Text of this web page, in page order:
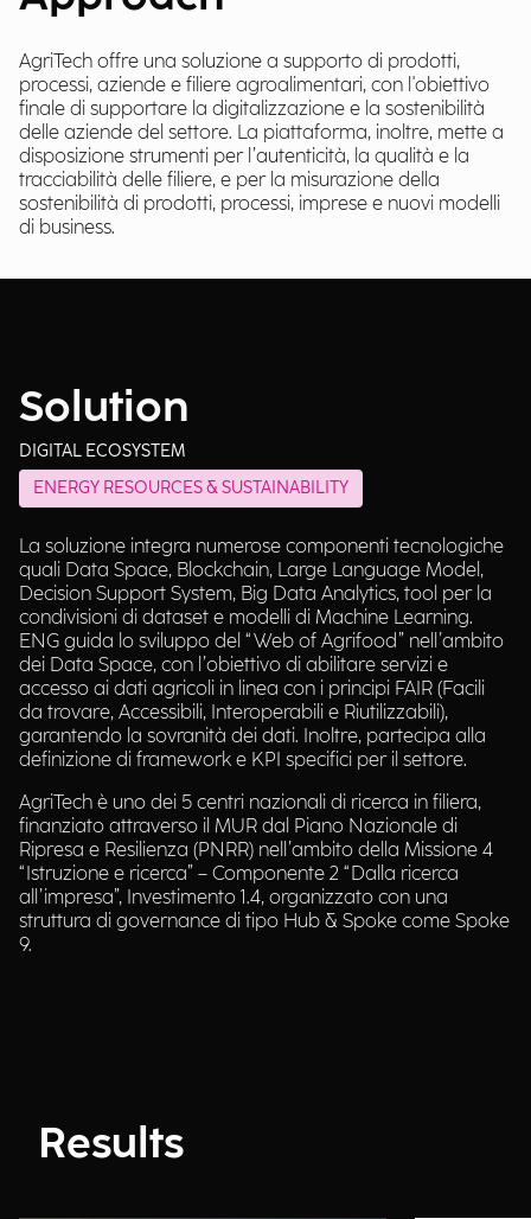
AgriTech offre una soluzione a supporto di prodotti,
processi, aziende e filiere agroalimentari, con l'obiettivo
finale di supportare la digitalizzazione e la sostenibilità
delle aziende del settore. La piattaforma, inoltre, mette a
disposizione strumenti per l’autenticità, la qualità e la
tracciabilità delle filiere, e per la misurazione della
sostenibilità di prodotti, processi, imprese e nuovi modelli
di business.
Solution
DIGITAL ECOSYSTEM
ENERGY RESOURCES & SUSTAINABILITY
La soluzione integra numerose componenti tecnologiche
quali Data Space, Blockchain, Large Language Model,
Decision Support System, Big Data Analytics, tool per la
condivisioni di dataset e modelli di Machine Learning.
ENG guida lo sviluppo del “Web of Agrifood” nell’ambito
dei Data Space, con l’obiettivo di abilitare servizi e
accesso ai dati agricoli in linea con i principi FAIR (Facili
da trovare, Accessibili, Interoperabili e Riutilizzabili),
garantendo la sovranità dei dati. Inoltre, partecipa alla
definizione di framework e KPI specifici per il settore.
AgriTech è uno dei 5 centri nazionali di ricerca in filiera,
finanziato attraverso il MUR dal Piano Nazionale di
Ripresa e Resilienza (PNRR) nell’ambito della Missione 4
“Istruzione e ricerca” – Componente 2 “Dalla ricerca
all’impresa”, Investimento 1.4, organizzato con una
struttura di governance di tipo Hub & Spoke come Spoke
9.
Results